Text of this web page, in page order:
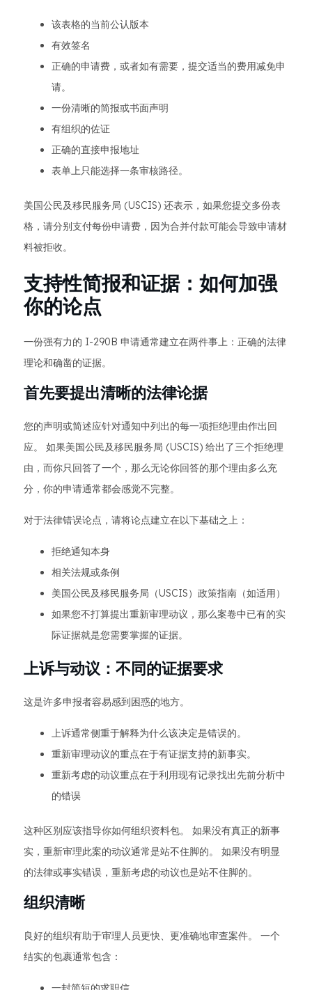
该表格的当前公认版本
有效签名
正确的申请费，或者如有需要，提交适当的费用减免申
请。
一份清晰的简报或书面声明
有组织的佐证
正确的直接申报地址
表单上只能选择一条审核路径。
美国公民及移民服务局 (USCIS) 还表示，如果您提交多份表
格，请分别支付每份申请费，因为合并付款可能会导致申请材
料被拒收。
支持性简报和证据：如何加强
你的论点
一份强有力的 I-290B 申请通常建立在两件事上：正确的法律
理论和确凿的证据。
首先要提出清晰的法律论据
您的声明或简述应针对通知中列出的每一项拒绝理由作出回
应。 如果美国公民及移民服务局 (USCIS) 给出了三个拒绝理
由，而你只回答了一个，那么无论你回答的那个理由多么充
分，你的申请通常都会感觉不完整。
对于法律错误论点，请将论点建立在以下基础之上：
拒绝通知本身
相关法规或条例
美国公民及移民服务局（USCIS）政策指南（如适用）
如果您不打算提出重新审理动议，那么案卷中已有的实
际证据就是您需要掌握的证据。
上诉与动议：不同的证据要求
这是许多申报者容易感到困惑的地方。
上诉通常侧重于解释为什么该决定是错误的。
重新审理动议的重点在于有证据支持的新事实。
重新考虑的动议重点在于利用现有记录找出先前分析中
的错误
这种区别应该指导你如何组织资料包。 如果没有真正的新事
实，重新审理此案的动议通常是站不住脚的。 如果没有明显
的法律或事实错误，重新考虑的动议也是站不住脚的。
组织清晰
良好的组织有助于审理人员更快、更准确地审查案件。 一个
结实的包裹通常包含：